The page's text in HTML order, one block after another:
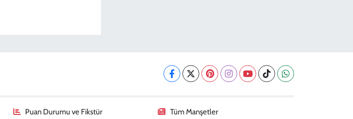
Puan Durumu ve Fikstür Tüm Manşetler